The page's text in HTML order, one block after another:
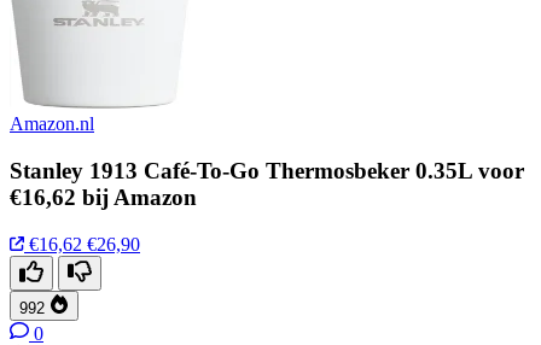
Amazon.nl
Stanley 1913 Café-To-Go Thermosbeker 0.35L voor
€16,62 bij Amazon
€16,62 €26,90
992
0